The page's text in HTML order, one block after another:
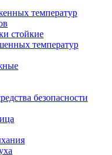
температур
стойкие
температур
безопасности